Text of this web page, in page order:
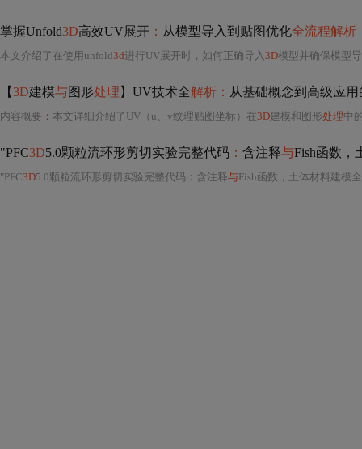
掌握Unfold3D高效UV展开 ： 从模型导入到贴图优化全流程解析
本文介绍了在使用unfold3d进行UV展开时，如何正确导入3D模型并确保模型导入后进行有效的UV展开。文章强调了模型准备的重要性，包括几何结构的正确性、导出格式
【 3D建模与图形处理 】UV技术全解析： 从基础概念到高级应用
内容概要 ： 本文详细介绍了UV（u、v纹理贴图坐标）在3D建模和图形处理中的
"PFC3D5.0颗粒流环形剪切实验完整代码 ： 含注释与Fish函数，
"PFC3D5.0颗粒流环形剪切实验完整代码 ： 含注释与Fish函数，土体材料建模全